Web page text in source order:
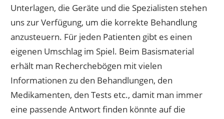
Unterlagen, die Geräte und die Spezialisten stehen
uns zur Verfügung, um die korrekte Behandlung
anzusteuern. Für jeden Patienten gibt es einen
eigenen Umschlag im Spiel. Beim Basismaterial
erhält man Recherchebögen mit vielen
Informationen zu den Behandlungen, den
Medikamenten, den Tests etc., damit man immer
eine passende Antwort finden könnte auf die